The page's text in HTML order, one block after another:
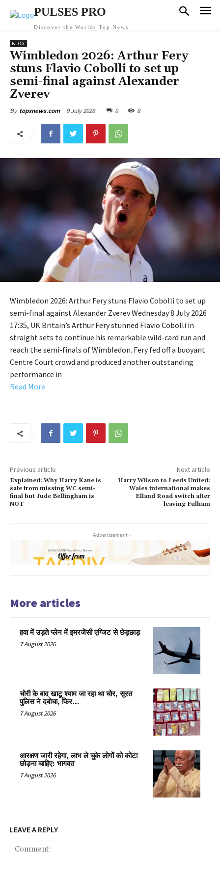
PULSES PRO
Discover the Worlds Top News
BLOG
Wimbledon 2026: Arthur Fery
stuns Flavio Cobolli to set up
semi-final against Alexander
Zverev
By topxnews.com 9 July 2026 0 8
Wimbledon 2026: Arthur Fery stuns Flavio Cobolli to set up
semi-final against Alexander Zverev Wednesday 8 July 2026
17:35, UK Britain’s Arthur Fery stunned Flavio Cobolli in
straight sets to continue his remarkable wild-card run and
reach the semi-finals of Wimbledon. Fery fed off a buoyant
Centre Court crowd and produced another outstanding
performance in
Read More
Previous article
Explained: Why Harry Kane is
safe from missing WC semi-
final but Jude Bellingham is
NOT
Next article
Harry Wilson to Leeds United:
Wales international makes
Elland Road switch after
leaving Fulham
- Advertisement -
More articles
हवा में उड़ते प्लेन में इमरजेंसी एग्जिट से छेड़छाड़
7 August 2026
चोरी के बाद खाटू श्याम जा रहा था चोर, सूरत
पुलिस ने दबोचा, फिर…
7 August 2026
आरक्षण जारी रहेगा, लाभ ले चुके लोगों को कोटा
छोड़ना चाहिए: भागवत
7 August 2026
LEAVE A REPLY